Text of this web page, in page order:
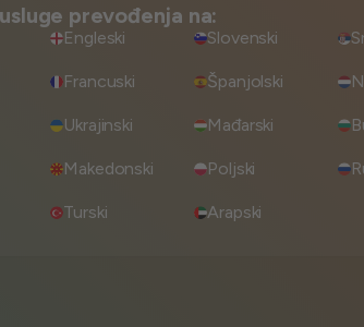
prevođenja na:
Engleski Slovenski
Francuski Španjolski
Ukrajinski Mađarski
Makedonski Poljski
Turski Arapski